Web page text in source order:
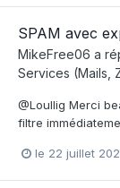
SPAM avec
MikeFree06 a
Services (Mails,
@Loullig Merci
filtre
le 22 juillet